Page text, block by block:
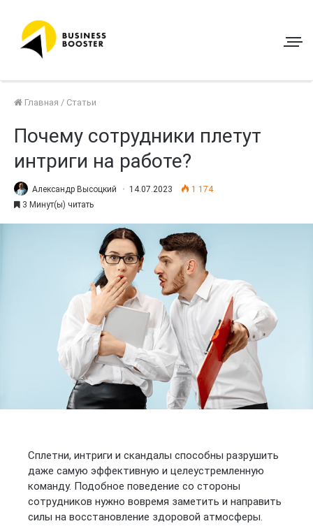
Главная / Статьи
Почему сотрудники плетут
интриги на работе?
Александр Высоцкий 14.07.2023
1 174
3 Минут(ы) читать
Сплетни, интриги и скандалы способны разрушить
даже самую эффективную и целеустремленную
команду. Подобное поведение со стороны
сотрудников нужно вовремя заметить и направить
силы на восстановление здоровой атмосферы.